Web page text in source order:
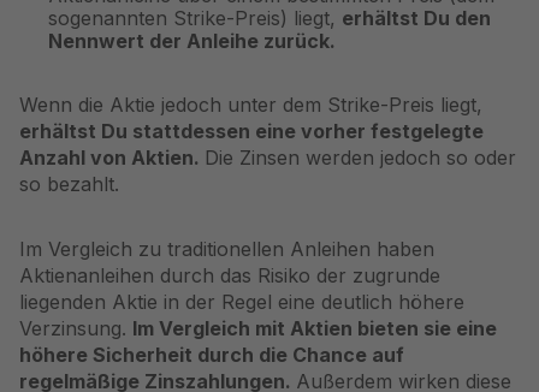
sogenannten Strike-Preis) liegt, erhältst Du den
Nennwert der Anleihe zurück.
Wenn die Aktie jedoch unter dem Strike-Preis liegt,
erhältst Du stattdessen eine vorher festgelegte
Anzahl von Aktien. Die Zinsen werden jedoch so oder
so bezahlt.
Im Vergleich zu traditionellen Anleihen haben
Aktienanleihen durch das Risiko der zugrunde
liegenden Aktie in der Regel eine deutlich höhere
Verzinsung. Im Vergleich mit Aktien bieten sie eine
höhere Sicherheit durch die Chance auf
regelmäßige Zinszahlungen. Außerdem wirken diese